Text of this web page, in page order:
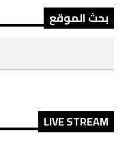
بحث الموقع
LIVE STREAM